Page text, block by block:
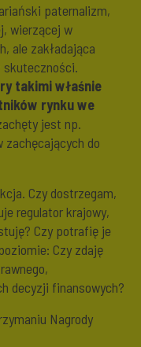
paternalizm,
wierzącej w
ale zakładająca
skuteczności.
takimi właśnie
rynku we
jest np.
do
Czy dostrzegam,
regulator krajowy,
Czy potrafię je
Czy zdaję
decyzji finansowych?
Nagrody